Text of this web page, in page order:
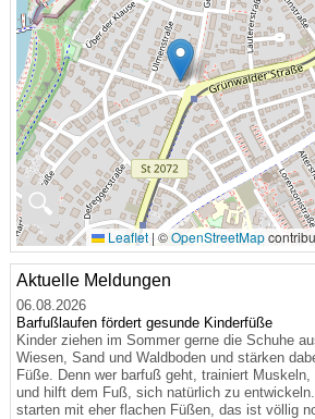
🔍
Leaflet | ©OpenStreetMap
Aktuelle Meldungen
06.08.2026
Barfußlaufen fördert gesunde Kinderfüße
Kinder ziehen im Sommer gerne die Schuhe
Wiesen, Sand und Waldboden und stärken
Füße. Denn wer barfuß geht, trainiert Muskeln,
und hilft dem Fuß, sich natürlich zu
starten mit eher flachen Füßen, das ist völlig